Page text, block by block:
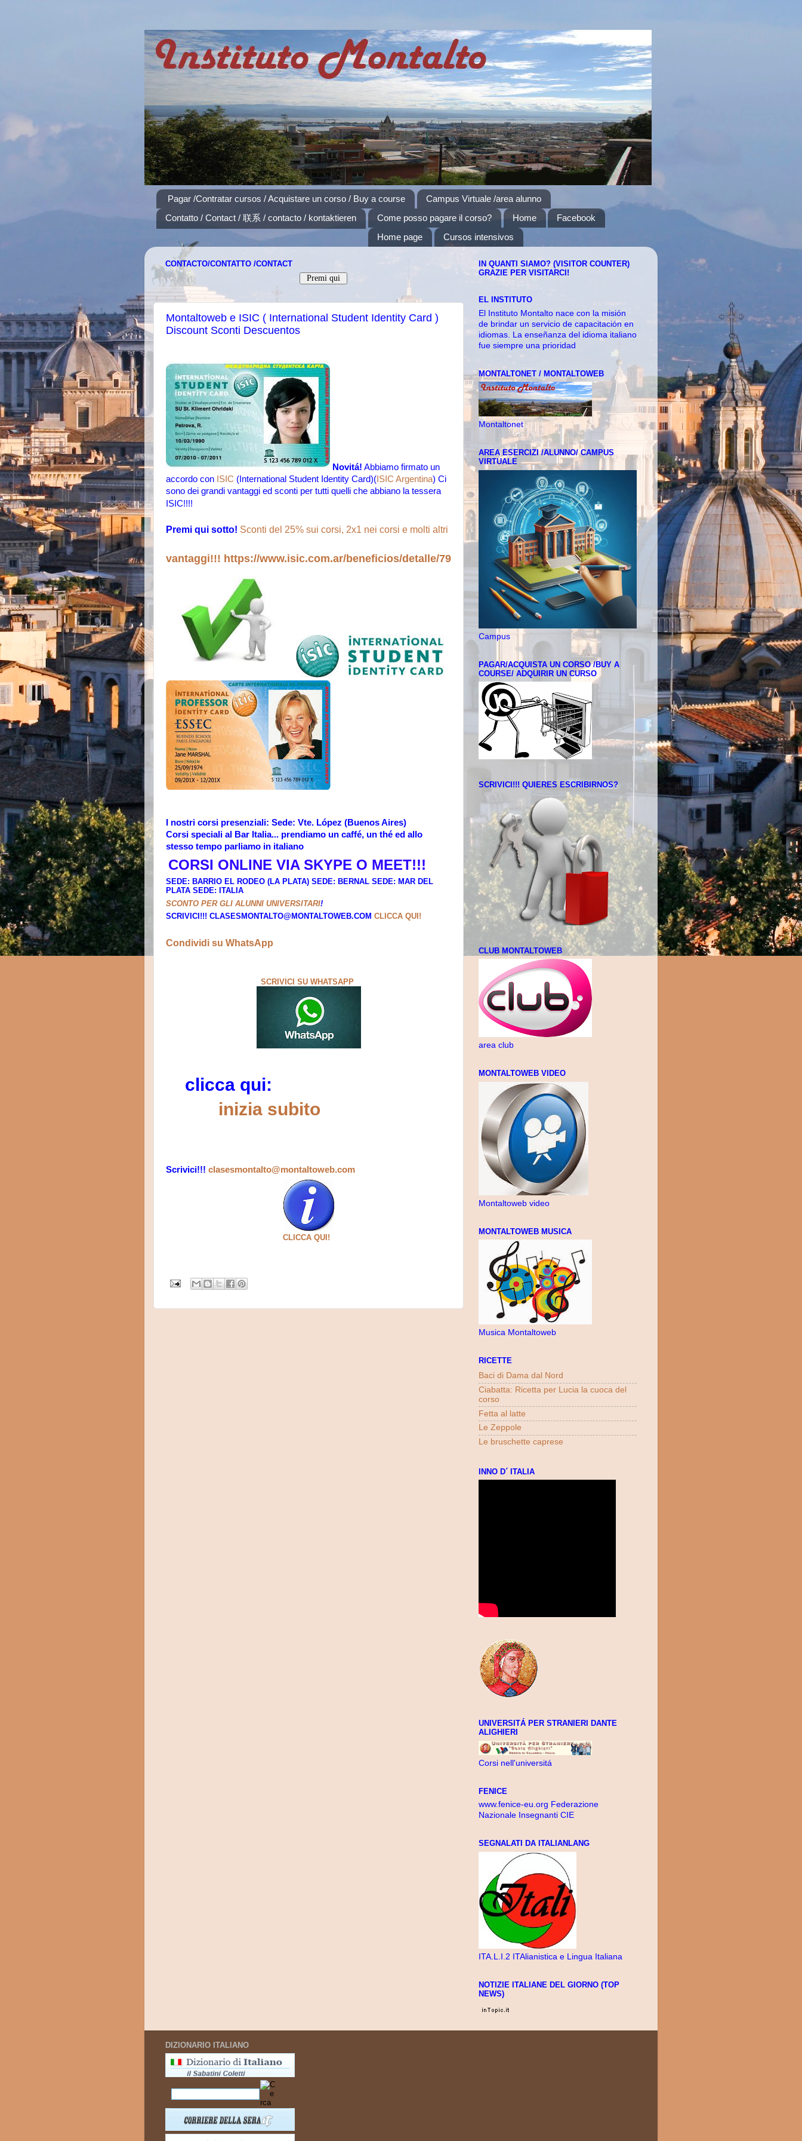
Pagar /Contratar cursos / Acquistare un corso / Buy a course
Campus Virtuale /area alunno
Contatto / Contact / 联系 / contacto / kontaktieren
Come posso pagare il corso? Home
Facebook
Home page
Cursos intensivos
CONTACTO/CONTATTO /CONTACT
Montaltoweb e ISIC ( International Student Identity Card )
Discount Sconti Descuentos
Novitá! Abbiamo firmato un
accordo con ISIC (International Student Identity Card)( ISIC Argentina) Ci
sono dei grandi vantaggi ed sconti per tutti quelli che abbiano la tessera
ISIC!!!!
Premi qui sotto! Sconti del 25% sui corsi, 2x1 nei corsi e molti altri
vantaggi!!! https://www.isic.com.ar/beneficios/detalle/79
I nostri corsi presenziali: Sede: Vte. López (Buenos Aires)
Corsi speciali al Bar Italia... prendiamo un caffé, un thé ed allo
stesso tempo parliamo in italiano
CORSI ONLINE VIA SKYPE O MEET!!!
SEDE: BARRIO EL RODEO (LA PLATA) SEDE: BERNAL SEDE: MAR DEL
PLATA SEDE: ITALIA
SCONTO PER GLI ALUNNI UNIVERSITARI!
SCRIVICI!!! CLASESMONTALTO@MONTALTOWEB.COM CLICCA QUI!
Condividi su WhatsApp
SCRIVICI SU WHATSAPP
clicca qui:
inizia subito
Scrivici!!! clasesmontalto@montaltoweb.com
CLICCA QUI!
IN QUANTI SIAMO? (VISITOR COUNTER)
GRAZIE PER VISITARCI!
EL INSTITUTO
El Instituto Montalto nace con la misión
de brindar un servicio de capacitación en
idiomas. La enseñanza del idioma italiano
fue siempre una prioridad
MONTALTONET / MONTALTOWEB
Montaltonet
AREA ESERCIZI /ALUNNO/ CAMPUS
VIRTUALE
Campus
PAGAR/ACQUISTA UN CORSO /BUY A
COURSE/ ADQUIRIR UN CURSO
SCRIVICI!!! QUIERES ESCRIBIRNOS?
CLUB MONTALTOWEB
area club
MONTALTOWEB VIDEO
Montaltoweb video
MONTALTOWEB MUSICA
Musica Montaltoweb
RICETTE
Baci di Dama dal Nord
Ciabatta: Ricetta per Lucia la cuoca del
corso
Fetta al latte
Le Zeppole
Le bruschette caprese
INNO D´ ITALIA
UNIVERSITÁ PER STRANIERI DANTE
ALIGHIERI
Corsi nell'universitá
FENICE
www.fenice-eu.org Federazione
Nazionale Insegnanti CIE
SEGNALATI DA ITALIANLANG
ITA.L.I.2 ITAlianistica e Lingua Italiana
NOTIZIE ITALIANE DEL GIORNO (TOP
NEWS)
DIZIONARIO ITALIANO